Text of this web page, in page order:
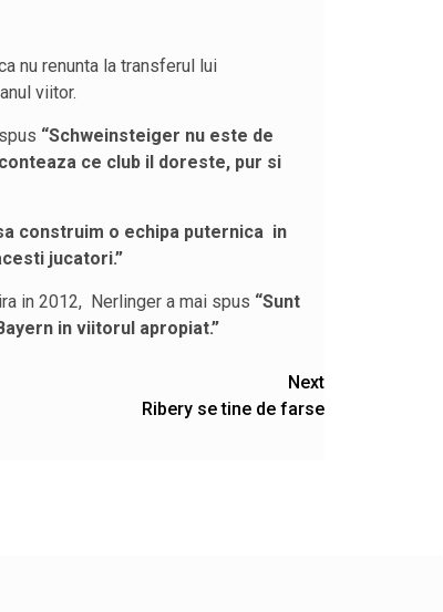
nu renunta la transferul lui
viitor.
“Schweinsteiger nu este de
ce club il doreste, pur si
construim o echipa puternica in
jucatori.”
in 2012, Nerlinger a mai spus “Sunt
in viitorul apropiat.”
Next
Ribery se tine de farse